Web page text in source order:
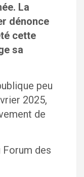
La
dénonce
cette
sa
peu
2025,
de
Forum des